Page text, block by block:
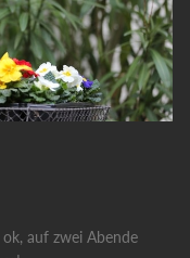
auf zwei Abende